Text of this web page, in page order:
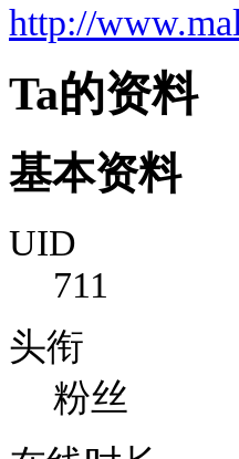
http://
Ta的资料
基本资料
UID
711
头衔
粉丝